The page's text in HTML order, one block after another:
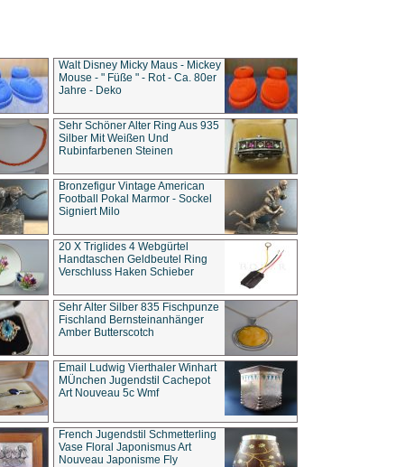
Walt Disney Micky Maus - Mickey
Mouse - " Füße " - Rot - Ca. 80er
Jahre - Deko
Sehr Schöner Alter Ring Aus 935
Silber Mit Weißen Und
Rubinfarbenen Steinen
Bronzefigur Vintage American
Football Pokal Marmor - Sockel
Signiert Milo
20 X Triglides 4 Webgürtel
Handtaschen Geldbeutel Ring
Verschluss Haken Schieber
Sehr Alter Silber 835 Fischpunze
Fischland Bernsteinanhänger
Amber Butterscotch
Email Ludwig Vierthaler Winhart
MÜnchen Jugendstil Cachepot
Art Nouveau 5c Wmf
French Jugendstil Schmetterling
Vase Floral Japonismus Art
Nouveau Japonisme Fly